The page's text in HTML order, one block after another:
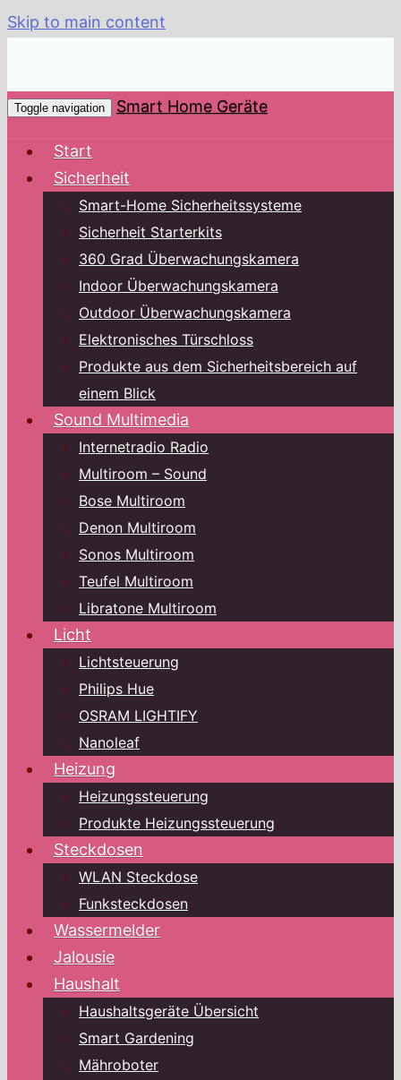
Skip to main content
Toggle navigation Smart Home Geräte
Start
Sicherheit
Smart-Home Sicherheitssysteme
Sicherheit Starterkits
360 Grad Überwachungskamera
Indoor Überwachungskamera
Outdoor Überwachungskamera
Elektronisches Türschloss
Produkte aus dem Sicherheitsbereich auf
einem Blick
Sound Multimedia
Internetradio Radio
Multiroom – Sound
Bose Multiroom
Denon Multiroom
Sonos Multiroom
Teufel Multiroom
Libratone Multiroom
Licht
Lichtsteuerung
Philips Hue
OSRAM LIGHTIFY
Nanoleaf
Heizung
Heizungssteuerung
Produkte Heizungssteuerung
Steckdosen
WLAN Steckdose
Funksteckdosen
Wassermelder
Jalousie
Haushalt
Haushaltsgeräte Übersicht
Smart Gardening
Mähroboter